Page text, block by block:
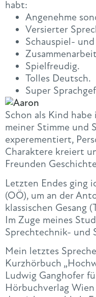
habt:
Angenehme
Versierter
Schauspiel-
Spielfreudig.
Tolles Deutsch.
Super
Schon als Kind
meiner Stimme und
experementiert,
Charaktere kreiert
Freunden
Letzten Endes ging
(OÖ), um an der
klassischen Gesang
Im Zuge meines
Sprechtechnik- und
Mein letztes
Kurzhörbuch
Ludwig Ganghofer
Hörbuchverlag